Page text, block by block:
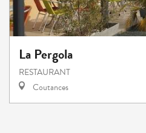
La Pergola
RESTAURANT
Coutances